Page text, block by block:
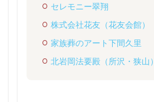
セレモニー翠翔
株式会社花友（花友会館）
家族葬のアート下間久里
北岩岡法要殿（所沢・狭山）